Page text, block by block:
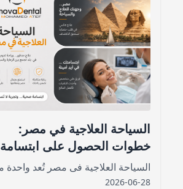
السياحة العلاجية في مصر:
خطوات الحصول على ابتسامة
هوليود
2026-06-28